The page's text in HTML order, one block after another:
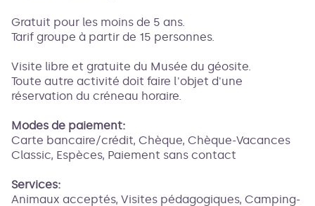
Gratuit pour les moins de 5 ans.
Tarif groupe à partir de 15 personnes.
Visite libre et gratuite du Musée du géosite.
Toute autre activité doit faire l'objet d'une
réservation du créneau horaire.
Modes de paiement:
Carte bancaire/crédit, Chèque, Chèque-Vacances
Classic, Espèces, Paiement sans contact
Services:
Animaux acceptés, Visites pédagogiques, Camping-